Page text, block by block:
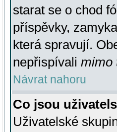
starat se o chod
příspěvky,
která spravují.
nepřispívali mimo
Návrat nahoru
Co jsou
Uživatelské